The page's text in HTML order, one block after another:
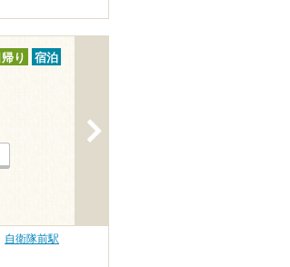
帰り 宿泊
自衛隊前駅